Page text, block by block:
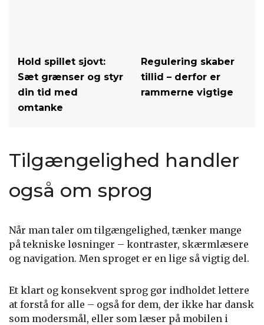
Hold spillet sjovt:
Sæt grænser og styr
din tid med
omtanke
Regulering skaber
tillid – derfor er
rammerne vigtige
Tilgængelighed handler
også om sprog
Når man taler om tilgængelighed, tænker mange
på tekniske løsninger – kontraster, skærmlæsere
og navigation. Men sproget er en lige så vigtig del.
Et klart og konsekvent sprog gør indholdet lettere
at forstå for alle – også for dem, der ikke har dansk
som modersmål, eller som læser på mobilen i